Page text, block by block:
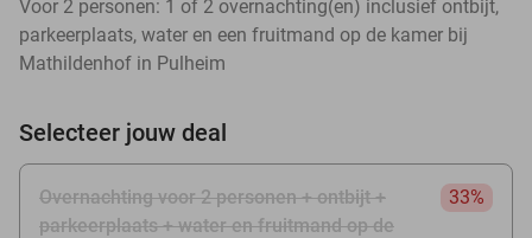
Voor 2 personen: 1 of 2 overnachting(en) inclusief ontbijt,
parkeerplaats, water en een fruitmand op de kamer bij
Mathildenhof in Pulheim
Selecteer jouw deal
Overnachting voor 2 personen + ontbijt +
parkeerplaats + water en fruitmand op de
33%